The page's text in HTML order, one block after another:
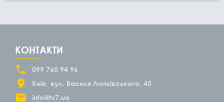
КОНТАКТИ
099 760 94 96
Київ
вул. Василя Липківського, 45
info@tv7.ua